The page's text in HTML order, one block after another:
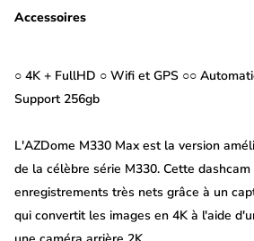
Accessoires
○ 4K + FullHD ○ Wifi et GPS ○○
Support 256gb
L'AZDome M330 Max est la version
de la célèbre série M330. Cette
enregistrements très nets grâce à un
qui convertit les images en 4K à l'aide